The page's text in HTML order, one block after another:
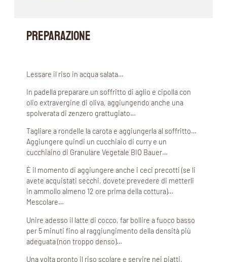
PREPARAZIONE
Lessare il riso in acqua salata…
In padella preparare un soffritto di aglio e cipolla con
olio extravergine di oliva, aggiungendo anche una
spolverata di zenzero grattugiato…
Tagliare a rondelle la carota e aggiungerla al soffritto…
Aggiungere quindi un cucchiaio di curry e un
cucchiaino di Granulare Vegetale BIO Bauer…
È il momento di aggiungere anche i ceci precotti (se li
avete acquistati secchi, dovete prevedere di metterli
in ammollo almeno 12 ore prima della cottura)…
Mescolare…
Unire adesso il latte di cocco, far bollire a fuoco basso
per 5 minuti fino al raggiungimento della densità più
adeguata (non troppo denso)…
Una volta pronto il riso scolare e servire nei piatti,